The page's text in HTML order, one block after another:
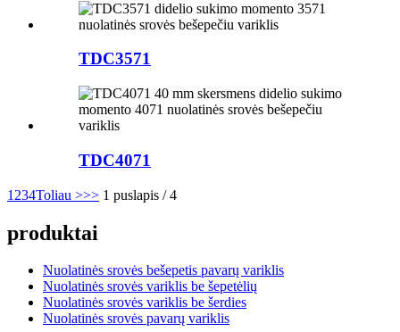
TDC3571
TDC4071
1 234Toliau >>> 1 puslapis / 4
produktai
Nuolatinės srovės bešepetis pavarų variklis
Nuolatinės srovės variklis be šepetėlių
Nuolatinės srovės variklis be šerdies
Nuolatinės srovės pavarų variklis